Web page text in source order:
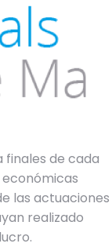
finales de cada
las actuaciones
realizado